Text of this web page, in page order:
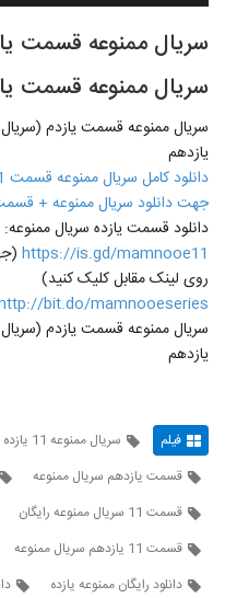
سریال ممنوعه قسمت
سریال ممنوعه قسمت
سریال ممنوعه قسمت یازدم
یازدهم
دانلود کامل سریال ممنوعه قسمت 11 اینجا کلیک کنید
جهت دانلود سریال ممنوعه +
دانلود قسمت یازده سریال ممنوعه:
https://is.gd/mamnooe11
روی لینک مقابل کلیک کنید)
bit.do/mamnooeseries
سریال ممنوعه قسمت یازدم
یازدهم
فیلم سریال ممنوعه 11 یازده رایگان
قسمت یازدهم سریال ممنوعه
قسمت 11 سریال ممنوعه رایگان
قسمت 11 یازدهم سریال ممنوعه
دانلود رایگان ممنوعه یازده